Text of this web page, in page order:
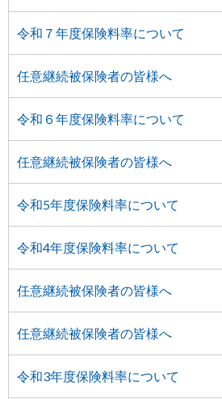
令和７年度保険料率について
任意継続被保険者の皆様へ
令和６年度保険料率について
任意継続被保険者の皆様へ
令和5年度保険料率について
令和4年度保険料率について
任意継続被保険者の皆様へ
任意継続被保険者の皆様へ
令和3年度保険料率について